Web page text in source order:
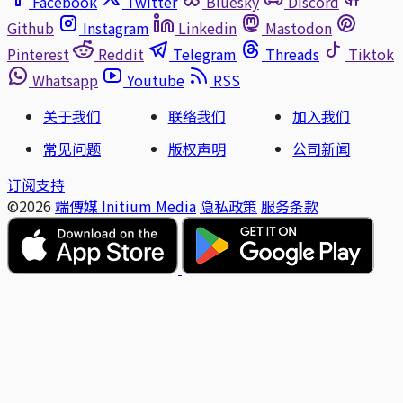
Github
Instagram Linkedin
Mastodon
Pinterest
Reddit Telegram Threads
Tiktok
Whatsapp
Youtube
RSS
关于我们
联络我们
加入我们
常见问题
版权声明
公司新闻
订阅支持
©2026 端傳媒 Initium Media 隐私政策 服务条款